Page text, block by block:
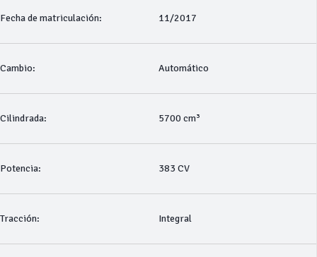
Fecha de matriculación: 11/2017
Cambio: Automático
Cilindrada: 5700 cm³
Potencia: 383 CV
Tracción: Integral